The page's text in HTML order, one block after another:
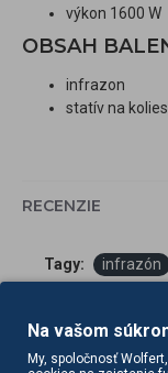
výkon 1600 W
OBSAH
infrazon
statív na
RECENZIE
Tagy: infrazón
Na vašom
My, spoločnosť